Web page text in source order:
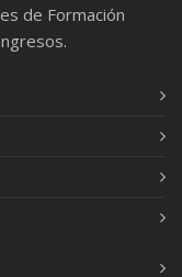
de Formación